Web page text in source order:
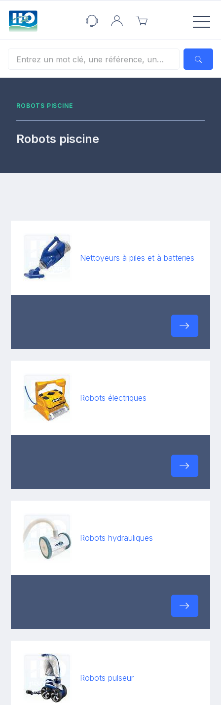
ROBOTS PISCINE
Robots piscine
Nettoyeurs à piles et à batteries
Robots électriques
Robots hydrauliques
Robots pulseur